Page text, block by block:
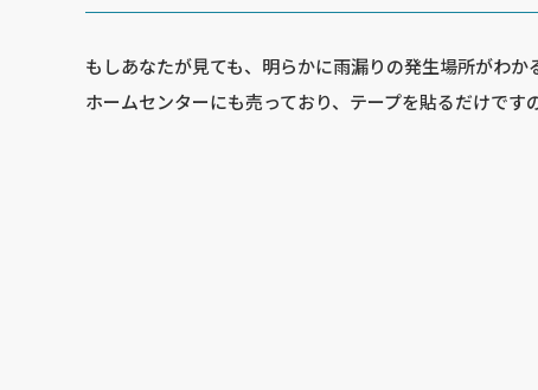
もしあなたが見ても、明らかに雨漏りの発生場所がわか
ホームセンターにも売っており、テープを貼るだけです